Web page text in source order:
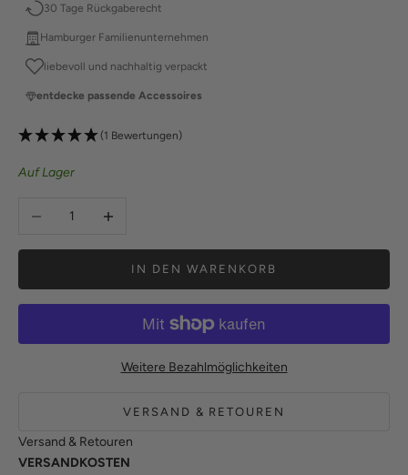
30 Tage Rückgaberecht
Hamburger Familienunternehmen
liebevoll und nachhaltig verpackt
entdecke passende Accessoires
(1 Bewertungen)
Auf Lager
Anzahl verringernAnzahl erhöhen
IN DEN WARENKORB
Weitere Bezahlmöglichkeiten
VERSAND & RETOUREN
Versand & Retouren
VERSANDKOSTEN